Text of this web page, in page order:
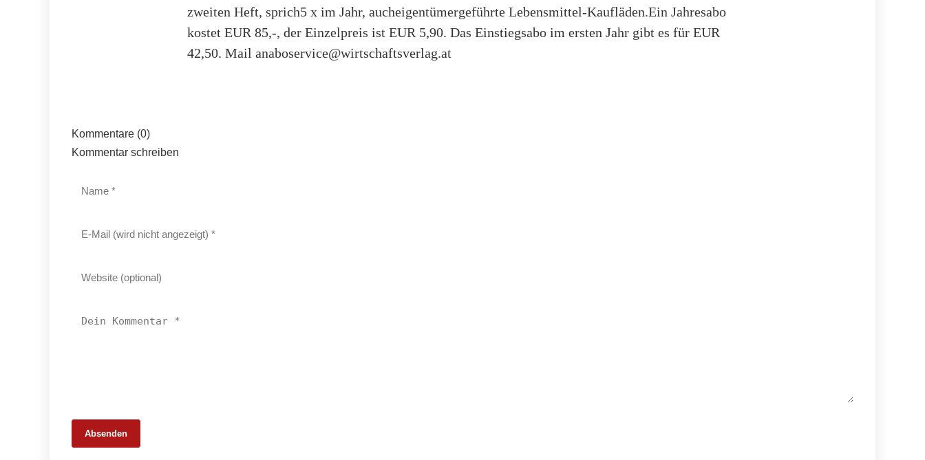
zweiten Heft, sprich5 x im Jahr, aucheigentümergeführte Lebensmittel-Kaufläden.Ein Jahresabo
kostet EUR 85,-, der Einzelpreis ist EUR 5,90. Das Einstiegsabo im ersten Jahr gibt es für EUR
42,50. Mail anaboservice@wirtschaftsverlag.at
Kommentare (0)
Kommentar schreiben
Absenden